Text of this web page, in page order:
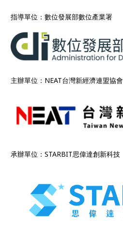
指導單位：數位發展部數位產業署
主辦單位：NEAT台灣新經濟連盟協會
承辦單位：STARBIT思偉達創新科技